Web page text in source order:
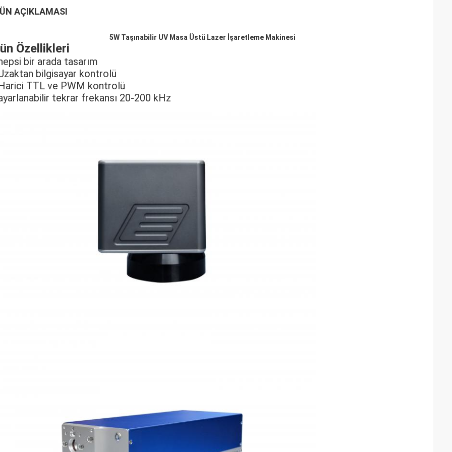
AÇIKLAMASI
5W Taşınabilir UV Masa Üstü Lazer İşaretleme Makinesi
Özellikleri
bir arada tasarım
bilgisayar kontrolü
TTL ve PWM kontrolü
tekrar frekansı 20-200 kHz